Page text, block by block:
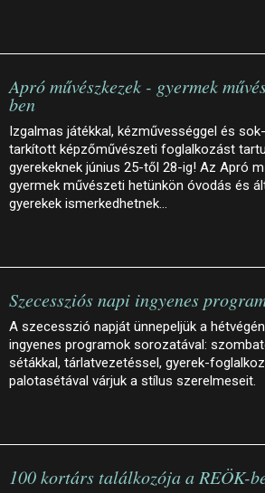
Apró művészkezek - gyermek
ben
Izgalmas játékkal, kézművességgel és
tarkított képzőművészeti foglalkozást
gyerekeknek június 25-től 28-ig! Az Apró
gyermek művészeti hetünkön óvodás és
gyerekek ismerkedhetnek…
Szecessziós napi ingyenes
A szecesszió napját ünnepeljük a
ingyenes programok sorozatával:
sétákkal, tárlatvezetéssel, gyerek-
palotasétával várjuk a stílus szerelmeseit.
100 kortárs találkozója a REÖK-